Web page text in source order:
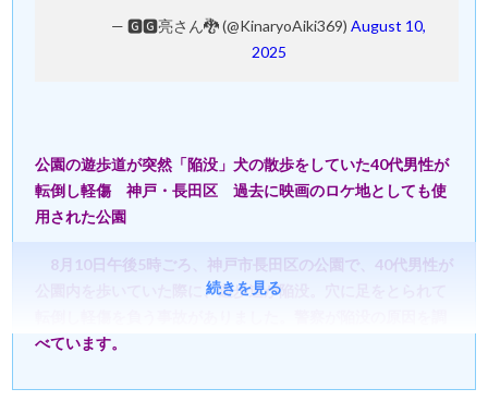
— 🅶🅶亮さん🐉 (@KinaryoAiki369) August 10,
2025
公園の遊歩道が突然「陥没」犬の散歩をしていた40代男性が
転倒し軽傷 神戸・長田区 過去に映画のロケ地としても使
用された公園
8月10日午後5時ごろ、神戸市長田区の公園で、40代男性が
公園内を歩いていた際に、遊歩道が陥没。穴に足をとられて
べています。
続きを見る